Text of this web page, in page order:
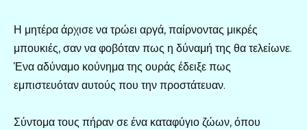
Η μητέρα άρχισε να τρώει αργά, παίρνοντας μικρές
μπουκιές, σαν να φοβόταν πως η δύναμή της θα τελείωνε.
Ένα αδύναμο κούνημα της ουράς έδειξε πως
εμπιστευόταν αυτούς που την προστάτευαν.
Σύντομα τους πήραν σε ένα καταφύγιο ζώων, όπου